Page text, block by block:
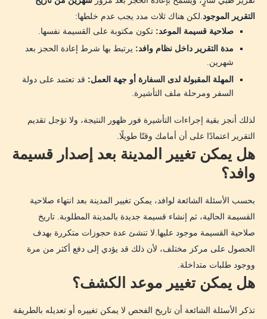
التقرير الموجود.لكن هناك ثلاث مدد يجب عدم خلطها:
صلاحية قسيمة الموعد: تكون مكتوبة على القسيمة نفسها.
مدة التقرير داخل نظام وافد: يرتبط بها شرط إعادة الحجز بعد
شهرين.
المهلة المقبولة لدى السفارة أو جهة العمل: قد تعتمد على دولة
السفر ومرحلة ملف التأشيرة.
لذلك أنجز بقية إجراءات التأشيرة فور ظهور النتيجة، ولا تؤجل تقديم
التقرير اعتمادًا على أن أمامك وقتًا طويلًا.
هل يمكن تغيير المدينة بعد إصدار قسيمة
وافد؟
بحسب الأسئلة الشائعة لوافد، يمكن تغيير المدينة بعد انتهاء صلاحية
القسيمة الحالية، ثم إنشاء قسيمة جديدة بالمدينة المطلوبة. تاريخ
صلاحية القسيمة موجود عليها.لا تنشئ عدة حجوزات متكررة بهدف
الحصول على مركز مختلف، لأن ذلك قد يؤدي إلى دفع أكثر من مرة
ووجود طلبات متداخلة.
هل يمكن تغيير موعد الكشف؟
تذكر الأسئلة الشائعة أن تاريخ الفحص لا يمكن تغييره أو تعديله بالطريقة